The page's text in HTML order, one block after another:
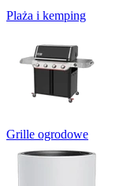
Plaża i kemping
Grille ogrodowe